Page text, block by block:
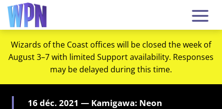
Wizards of the Coast offices will be closed the week of
August 3–7 with limited Support availability. Responses
may be delayed during this time.
16 déc. 2021 — Kamigawa: Neon